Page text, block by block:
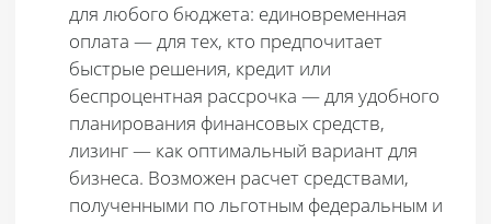
для любого бюджета: единовременная
оплата — для тех, кто предпочитает
быстрые решения, кредит или
беспроцентная рассрочка — для удобного
планирования финансовых средств,
лизинг — как оптимальный вариант для
бизнеса. Возможен расчет средствами,
полученными по льготным федеральным и